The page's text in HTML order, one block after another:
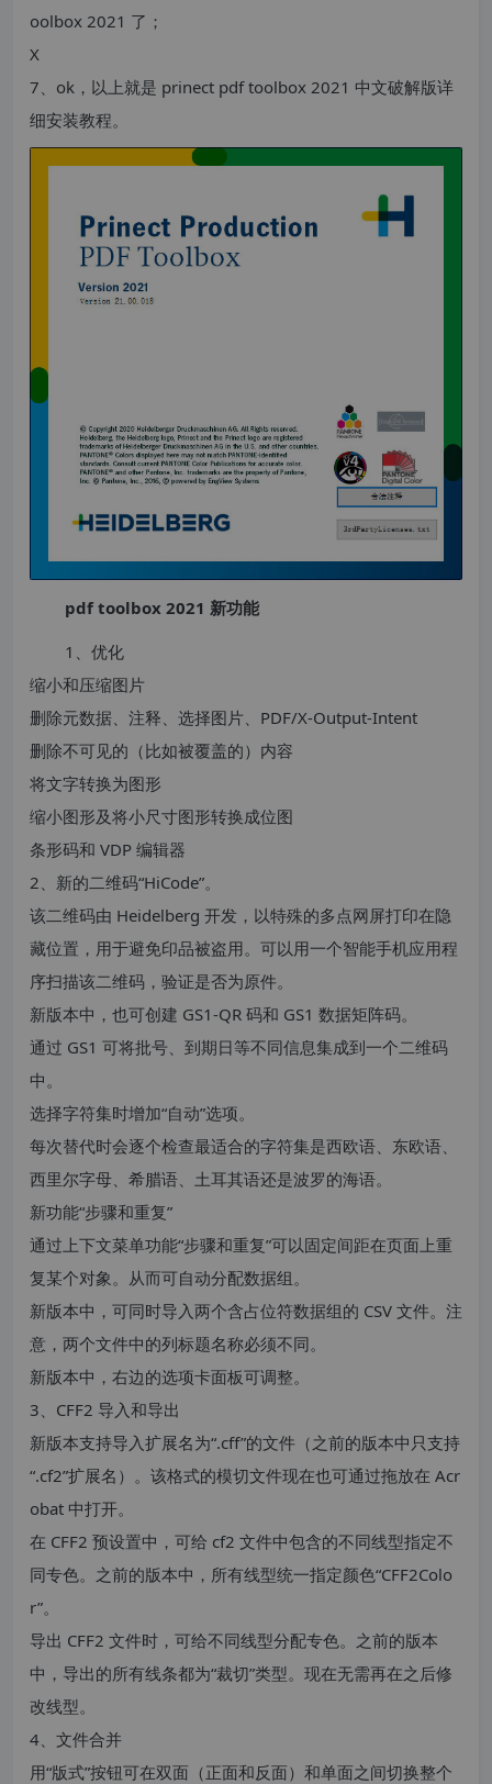
oolbox 2021 了；
X
7、ok，以上就是 prinect pdf toolbox 2021 中文破解版详
细安装教程。
pdf toolbox 2021 新功能
1、优化
缩小和压缩图片
删除元数据、注释、选择图片、PDF/X-Output-Intent
删除不可见的（比如被覆盖的）内容
将文字转换为图形
缩小图形及将小尺寸图形转换成位图
条形码和 VDP 编辑器
2、新的二维码“HiCode”。
该二维码由 Heidelberg 开发，以特殊的多点网屏打印在隐
藏位置，用于避免印品被盗用。可以用一个智能手机应用程
序扫描该二维码，验证是否为原件。
新版本中，也可创建 GS1-QR 码和 GS1 数据矩阵码。
通过 GS1 可将批号、到期日等不同信息集成到一个二维码
中。
选择字符集时增加“自动”选项。
每次替代时会逐个检查最适合的字符集是西欧语、东欧语、
西里尔字母、希腊语、土耳其语还是波罗的海语。
新功能“步骤和重复”
通过上下文菜单功能“步骤和重复”可以固定间距在页面上重
复某个对象。从而可自动分配数据组。
新版本中，可同时导入两个含占位符数据组的 CSV 文件。注
意，两个文件中的列标题名称必须不同。
新版本中，右边的选项卡面板可调整。
3、CFF2 导入和导出
新版本支持导入扩展名为“.cff”的文件（之前的版本中只支持
“.cf2”扩展名）。该格式的模切文件现在也可通过拖放在 Acr
obat 中打开。
在 CFF2 预设置中，可给 cf2 文件中包含的不同线型指定不
同专色。之前的版本中，所有线型统一指定颜色“CFF2Colo
r”。
导出 CFF2 文件时，可给不同线型分配专色。之前的版本
中，导出的所有线条都为“裁切”类型。现在无需再在之后修
改线型。
4、文件合并
用“版式”按钮可在双面（正面和反面）和单面之间切换整个